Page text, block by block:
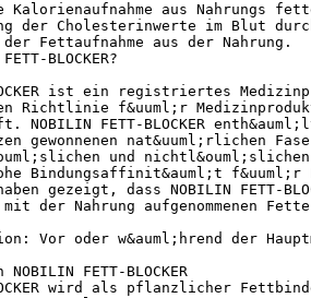
Kalorienaufnahme aus Nahrungs
der Cholesterinwerte im Blut
Fettaufnahme aus der Nahrung.
BLOCKER?
ist ein registriertes
Richtlinie f&uuml;r
NOBILIN FETT-BLOCKER
gewonnenen nat&uuml;rlichen
und nichtl&ouml;slichen
Bindungsaffinit&auml;t
gezeigt, dass NOBILIN FETT-
der Nahrung aufgenommenen Fette
Vor oder w&auml;hrend der
FETT-BLOCKER
wird als pflanzlicher